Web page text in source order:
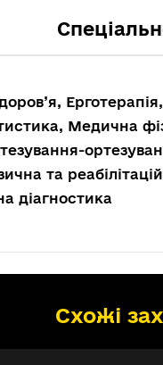
Медична
та
діагностика
Схожі